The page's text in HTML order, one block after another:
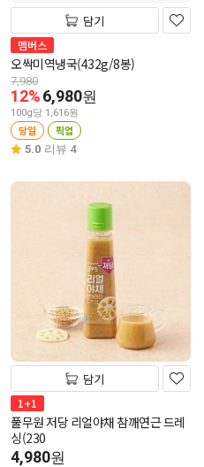
담기
멤버스
오싹미역냉국(432g/8봉)
7,980
12%6,980원
100g당 1,616원
당일 픽업
5.0 리뷰 4
담기
1+1
풀무원 저당 리얼야채 참깨연근 드레
싱(230
4,980원